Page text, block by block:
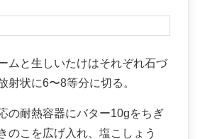
ムと生しいたけはそれぞれ石づ
射状に6〜8等分に切る。
の耐熱容器にバター10gをちぎ
のこを広げ入れ、塩こしょう